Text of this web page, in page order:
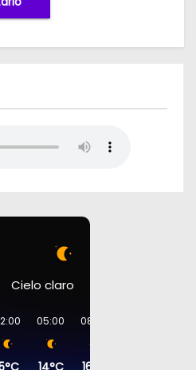
Cielo claro
05:00
14°C
08:00
16°C